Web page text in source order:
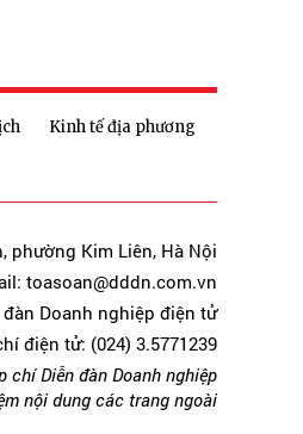
Kinh tế địa phương
phường Kim Liên, Hà Nội
toasoan@dddn.com.vn
Doanh nghiệp điện tử
điện tử: (024) 3.5771239
chí Diễn đàn Doanh nghiệp
nội dung các trang ngoài